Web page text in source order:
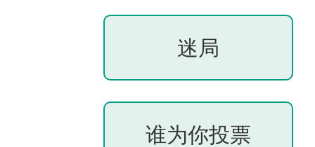
迷局
谁为你投票